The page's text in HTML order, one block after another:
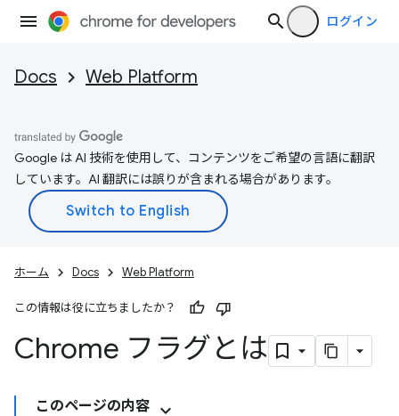
ログイン
Docs Web Platform
Google は AI 技術を使用して、コンテンツをご希望の言語に翻訳
しています。AI 翻訳には誤りが含まれる場合があります。
ホーム Docs Web Platform
この情報は役に立ちましたか？
Chrome フラグとは
このページの内容